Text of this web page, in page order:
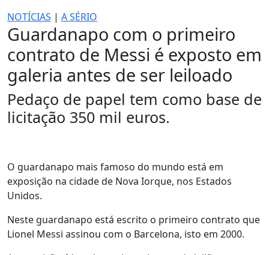
NOTÍCIAS | A SÉRIO
Guardanapo com o primeiro
contrato de Messi é exposto em
galeria antes de ser leiloado
Pedaço de papel tem como base de
licitação 350 mil euros.
O guardanapo mais famoso do mundo está em
exposição na cidade de Nova Iorque, nos Estados
Unidos.
Neste guardanapo está escrito o primeiro contrato que
Lionel Messi assinou com o Barcelona, isto em 2000.